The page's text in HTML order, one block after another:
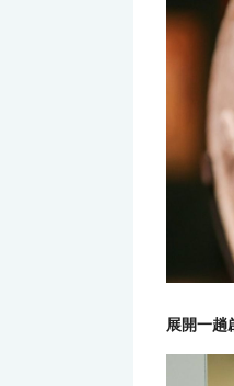
展開一趟